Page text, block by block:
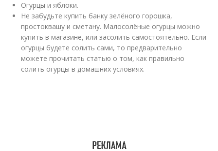
Огурцы и яблоки.
Не забудьте купить банку зелёного горошка,
простоквашу и сметану. Малосолёные огурцы можно
купить в магазине, или засолить самостоятельно. Если
огурцы будете солить сами, то предварительно
можете прочитать статью о том, как правильно
солить огурцы в домашних условиях.